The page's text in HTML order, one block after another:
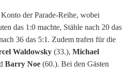
der Parade-Reihe, wobei
das 1:0 machte, Stähle nach 20 das
36 das 5:1. Zudem trafen für die
Waldowsky (33.), Michael
Barry Noe (60.). Bei den Gästen